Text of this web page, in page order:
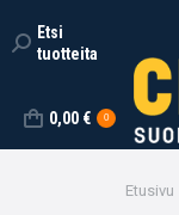
Search:
Etsi
tuotteita
0,00 € 0
You are here:Etusivu